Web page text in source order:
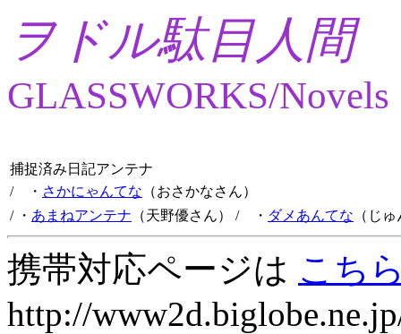
ヲドル駄目人間
GLASSWORKS/Novels
捕捉済み日記アンテナ
/ ・ さかにゃんてな （おさかなさん）
/ ・ あまねアンテナ （天野優さん） / ・ ダメあんてな （じ
携帯対応ページは こち
http://